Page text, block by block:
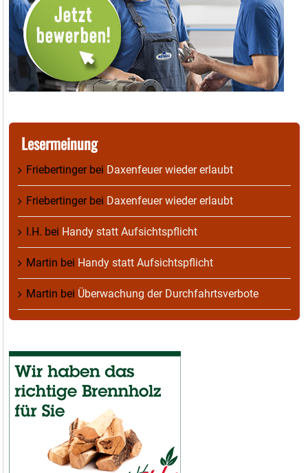
Lesermeinung
Friebertingerbei Daxenfeuer wieder erlaubt
Friebertingerbei Daxenfeuer wieder erlaubt
I.H. bei Handy statt Aufsichtspflicht
Martin bei Handy statt Aufsichtspflicht
Martin bei Überwachung der Durchfahrtsverbote